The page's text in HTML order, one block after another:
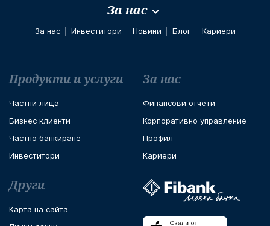
За нас
За нас Инвеститори Новини Блог Кариери
Футър навигация
Продукти и услуги
Частни лица
Бизнес клиенти
Частно банкиране
Инвеститори
За нас
Финансови отчети
Корпоративно управление
Профил
Кариери
Други
Карта на сайта